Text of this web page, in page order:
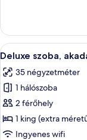
tengerre
további
részletei
A
következő
szoba
összes
képének
megtekintése:
Deluxe
7
Deluxe szoba,
35 négyzetméter
1 hálószoba
2 férőhely
1 king (extra
Ingyenes wifi